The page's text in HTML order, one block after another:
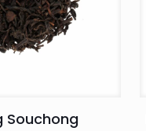
Souchong